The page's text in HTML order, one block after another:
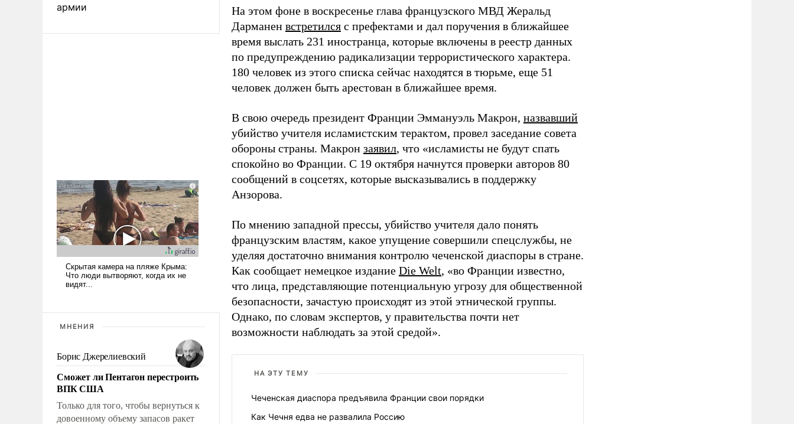
армии
МНЕНИЯ
Борис Джерелиевский
Сможет ли Пентагон перестроить
ВПК США
Только для того, чтобы вернуться к
довоенному объему запасов ракет
На этом фоне в воскресенье глава французского МВД Жеральд
Дарманен встретился с префектами и дал поручения в ближайшее
время выслать 231 иностранца, которые включены в реестр данных
по предупреждению радикализации террористического характера.
180 человек из этого списка сейчас находятся в тюрьме, еще 51
человек должен быть арестован в ближайшее время.
В свою очередь президент Франции Эммануэль Макрон, назвавший
убийство учителя исламистским терактом, провел заседание совета
обороны страны. Макрон заявил, что «исламисты не будут спать
спокойно во Франции. С 19 октября начнутся проверки авторов 80
сообщений в соцсетях, которые высказывались в поддержку
Анзорова.
По мнению западной прессы, убийство учителя дало понять
французским властям, какое упущение совершили спецслужбы, не
уделяя достаточно внимания контролю чеченской диаспоры в стране.
Как сообщает немецкое издание Die Welt, «во Франции известно,
что лица, представляющие потенциальную угрозу для общественной
безопасности, зачастую происходят из этой этнической группы.
Однако, по словам экспертов, у правительства почти нет
возможности наблюдать за этой средой».
НА ЭТУ ТЕМУ
Чеченская диаспора предъявила Франции свои порядки
Как Чечня едва не развалила Россию